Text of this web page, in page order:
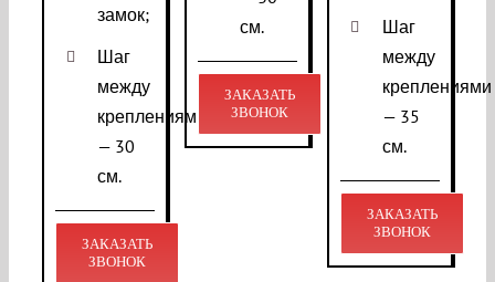
замок;
Шаг
между
креплениями
— 30
см.
ЗАКАЗАТЬ
ЗВОНОК
см.
ЗАКАЗАТЬ
ЗВОНОК
Шаг
между
креплениями
— 35
см.
ЗАКАЗАТЬ
ЗВОНОК